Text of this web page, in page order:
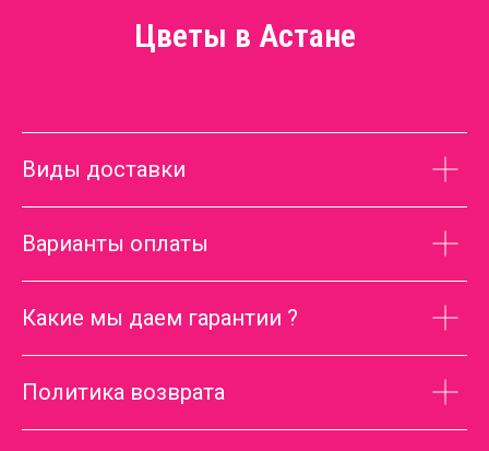
Цветы в Астане
Виды доставки
Варианты оплаты
Какие мы даем гарантии ?
Политика возврата